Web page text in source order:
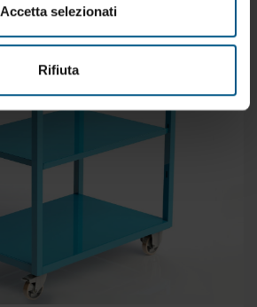
Accetta selezionati
Rifiuta